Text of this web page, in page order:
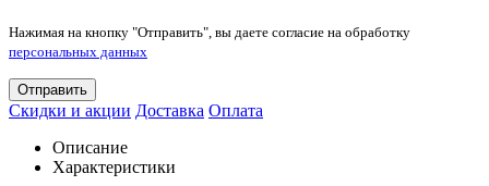
Нажимая на кнопку "Отправить", вы даете согласие на обработку
персональных данных
Отправить
Скидки и акции Доставка Оплата
Описание
Характеристики